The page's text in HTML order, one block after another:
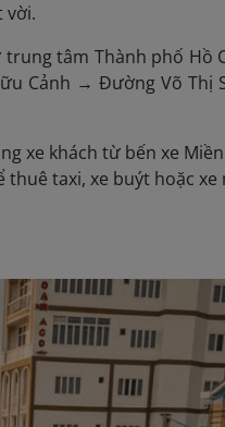
vời.
tâm Thành phố Hồ
Cảnh → Đường Võ Thị
xe khách từ bến xe
thuê taxi, xe buýt hoặc xe